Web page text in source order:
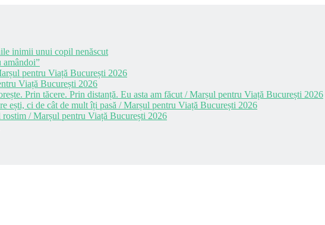
inimii unui copil nenăscut
amândoi”
pentru Viață București 2026
Viață București 2026
Prin tăcere. Prin distanță. Eu asta am făcut / Marșul pentru Viață București 2026
ești, ci de cât de mult îți pasă / Marșul pentru Viață București 2026
/ Marșul pentru Viață București 2026